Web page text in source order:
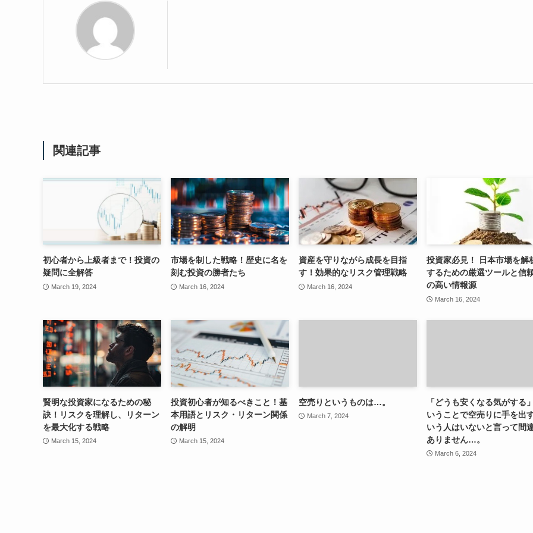
関連記事
初心者から上級者まで！投資の
疑問に全解答
March 19, 2024
市場を制した戦略！歴史に名を
刻む投資の勝者たち
March 16, 2024
資産を守りながら成長を目指
す！効果的なリスク管理戦略
March 16, 2024
投資家必見！ 日本市場を解
するための厳選ツールと信
の高い情報源
March 16, 2024
賢明な投資家になるための秘
訣！リスクを理解し、リターン
を最大化する戦略
March 15, 2024
投資初心者が知るべきこと！基
本用語とリスク・リターン関係
の解明
March 15, 2024
空売りというものは…。
March 7, 2024
「どうも安くなる気がする
いうことで空売りに手を出
いう人はいないと言って間
ありません…。
March 6, 2024